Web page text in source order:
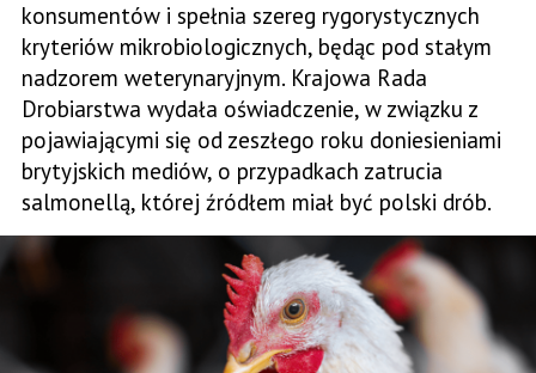
konsumentów i spełnia szereg rygorystycznych
kryteriów mikrobiologicznych, będąc pod stałym
nadzorem weterynaryjnym. Krajowa Rada
Drobiarstwa wydała oświadczenie, w związku z
pojawiającymi się od zeszłego roku doniesieniami
brytyjskich mediów, o przypadkach zatrucia
salmonellą, której źródłem miał być polski drób.